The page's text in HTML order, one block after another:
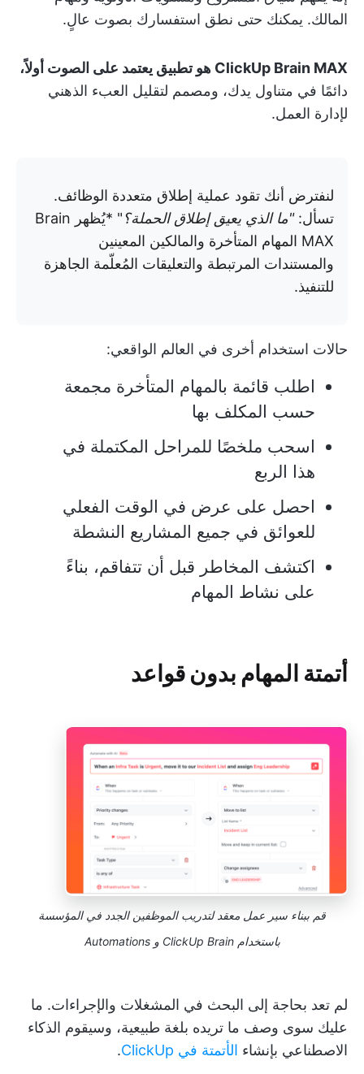
المالك. يمكنك حتى نطق استفسارك بصوت عالٍ.
ClickUp Brain MAX هو تطبيق يعتمد على الصوت أولاً،
دائمًا في متناول يدك، ومصمم لتقليل العبء الذهني
لإدارة العمل.
لنفترض أنك تقود عملية إطلاق متعددة الوظائف.
تسأل:"ما الذي يعيق إطلاق الحملة؟
" *يُظهر Brain
MAX المهام المتأخرة والمالكين المعينين
والمستندات المرتبطة والتعليقات المُعلّمة الجاهزة
للتنفيذ.
حالات استخدام أخرى في العالم الواقعي:
اطلب قائمة بالمهام المتأخرة مجمعة
حسب المكلف بها
اسحب ملخصًا للمراحل المكتملة في
هذا الربع
احصل على عرض في الوقت الفعلي
للعوائق في جميع المشاريع النشطة
اكتشف المخاطر قبل أن تتفاقم، بناءً
على نشاط المهام
أتمتة المهام بدون قواعد
قم ببناء سير عمل معقد لتدريب الموظفين الجدد في المؤسسة
باستخدام ClickUp Brain و Automations
لم تعد بحاجة إلى البحث في المشغلات والإجراءات. ما
عليك سوى وصف ما تريده بلغة طبيعية، وسيقوم الذكاء
الاصطناعي بإنشاء الأتمتة في ClickUp .